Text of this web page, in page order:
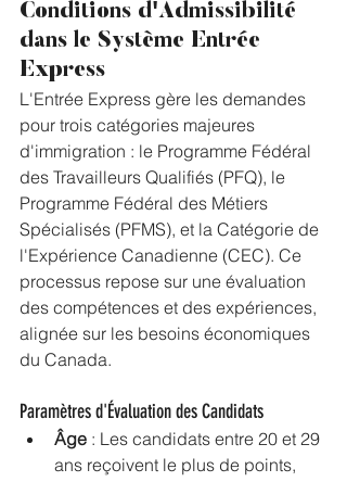
Conditions d'Admissibilité
dans le Système Entrée
Express
L'Entrée Express gère les demandes
pour trois catégories majeures
d'immigration : le Programme Fédéral
des Travailleurs Qualifiés (PFQ), le
Programme Fédéral des Métiers
Spécialisés (PFMS), et la Catégorie de
l'Expérience Canadienne (CEC). Ce
processus repose sur une évaluation
des compétences et des expériences,
alignée sur les besoins économiques
du Canada.
Paramètres d'Évaluation des Candidats
Âge : Les candidats entre 20 et 29
ans reçoivent le plus de points,